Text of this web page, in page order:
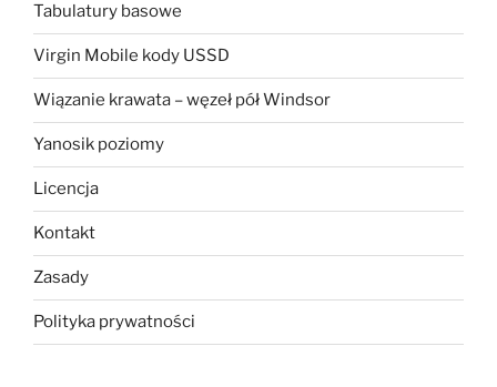
Tabulatury basowe
Virgin Mobile kody USSD
Wiązanie krawata – węzeł pół Windsor
Yanosik poziomy
Licencja
Kontakt
Zasady
Polityka prywatności